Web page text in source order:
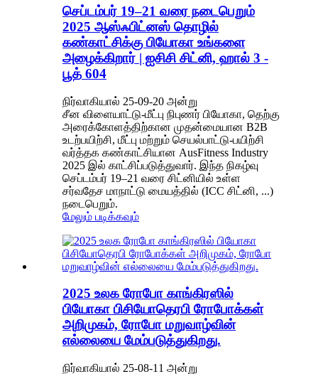
செப்டம்பர் 19–21 வரை நடைபெறும்
2025 ஆஸ்ஃபிட்னஸ் தொழில்
கண்காட்சிக்கு பியோகா உங்களை
அழைக்கிறார் | ஐசிசி சிட்னி, ஹால் 3 -
பூத் 604
நிர்வாகியால் 25-09-20 அன்று
சீன விளையாட்டு-மீட்பு நிபுணர் பியோகா, தெற்கு
அரைக்கோளத்திற்கான முதன்மையான B2B
உடற்பயிற்சி, மீட்பு மற்றும் செயல்பாட்டு-பயிற்சி
வர்த்தக கண்காட்சியான AusFitness Industry
2025 இல் காட்சிப்படுத்துவார். இந்த நிகழ்வு
செப்டம்பர் 19–21 வரை சிட்னியில் உள்ள
சர்வதேச மாநாட்டு மையத்தில் (ICC சிட்னி, ...)
நடைபெறும்.
மேலும் படிக்கவும்
2025 உலக ரோபோ காங்கிரஸில்
பியோகா பிசியோதெரபி ரோபோக்கள்
அறிமுகம், ரோபோ மறுவாழ்வின்
எல்லையை மேம்படுத்துகிறது.
நிர்வாகியால் 25-08-11 அன்று